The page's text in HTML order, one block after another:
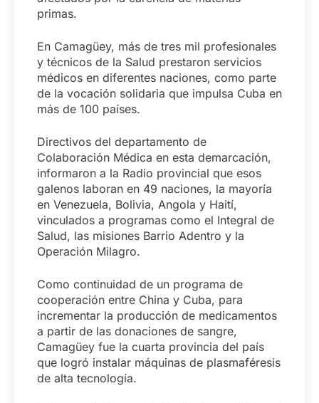
primas.
En Camagüey, más de tres mil profesionales
y técnicos de la Salud prestaron servicios
médicos en diferentes naciones, como parte
de la vocación solidaria que impulsa Cuba en
más de 100 países.
Directivos del departamento de
Colaboración Médica en esta demarcación,
informaron a la Radio provincial que esos
galenos laboran en 49 naciones, la mayoría
en Venezuela, Bolivia, Angola y Haití,
vinculados a programas como el Integral de
Salud, las misiones Barrio Adentro y la
Operación Milagro.
Como continuidad de un programa de
cooperación entre China y Cuba, para
incrementar la producción de medicamentos
a partir de las donaciones de sangre,
Camagüey fue la cuarta provincia del país
que logró instalar máquinas de plasmaféresis
de alta tecnología.